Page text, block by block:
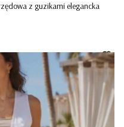
z guzikami elegancka